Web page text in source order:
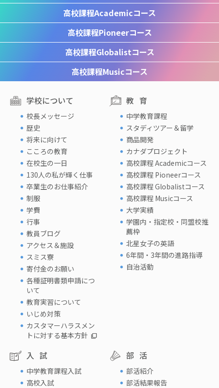
高校課程Academicコース
高校課程Pioneerコース
高校課程Globalistコース
高校課程Musicコース
学校について
校長メッセージ
歴史
将来に向けて
こころの教育
在校生の一日
130人の私が輝く仕事
卒業生のお仕事紹介
制服
学費
行事
教員ブログ
アクセス＆施設
スミス寮
寄付金のお願い
各種証明書類申請につ
いて
教育実習について
いじめ対策
カスタマーハラスメン
トに対する基本方針
教育
中学教育課程
スタディツアー＆留学
商品開発
カナダプロジェクト
高校課程 Academicコース
高校課程 Pioneerコース
高校課程 Globalistコース
高校課程 Musicコース
大学実績
学園内・指定校・同盟校推
薦枠
北星女子の英語
6年間・3年間の進路指導
自治活動
入試
中学教育課程入試
高校入試
部活
部活紹介
部活結果報告